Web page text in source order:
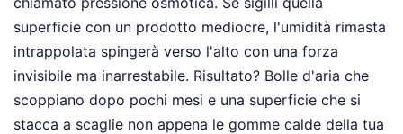
superficie con un prodotto mediocre, l'umidità rimasta
intrappolata spingerà verso l'alto con una forza
invisibile ma inarrestabile. Risultato? Bolle d'aria che
scoppiano dopo pochi mesi e una superficie che si
stacca a scaglie non appena le gomme calde della tua